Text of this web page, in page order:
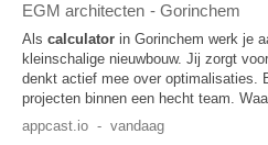
EGM architecten - Gorinchem
Als calculator in Gorinchem werk je
kleinschalige nieuwbouw. Jij zorgt
denkt actief mee over optimalisaties.
projecten binnen een hecht team.
appcast.io - vandaag